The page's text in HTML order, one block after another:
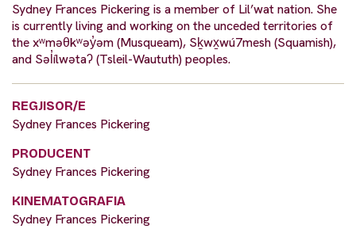
Sydney Frances Pickering is a member of Lil’wat nation. She
is currently living and working on the unceded territories of
the xʷməθkʷəy̓əm (Musqueam), Sḵwx̱wú7mesh (Squamish),
and Səl̓ílwətaʔ (Tsleil-Waututh) peoples.
REGJISOR/E
Sydney Frances Pickering
PRODUCENT
Sydney Frances Pickering
KINEMATOGRAFIA
Sydney Frances Pickering